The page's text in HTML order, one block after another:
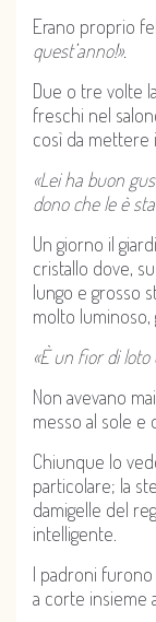
Erano proprio
quest’anno!».
Due o tre volte
freschi nel
così da mettere
«Lei ha buon
dono che le è
Un giorno il
cristallo dove,
lungo e grosso
molto luminoso,
«È un fior di loto
Non avevano
messo al sole e
Chiunque lo
particolare; la
damigelle del
intelligente.
I padroni
a corte insieme